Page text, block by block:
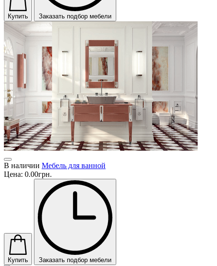
Купить Заказать подбор мебели
В наличии Мебель для ванной
Цена: 0.00грн.
Купить Заказать подбор мебели